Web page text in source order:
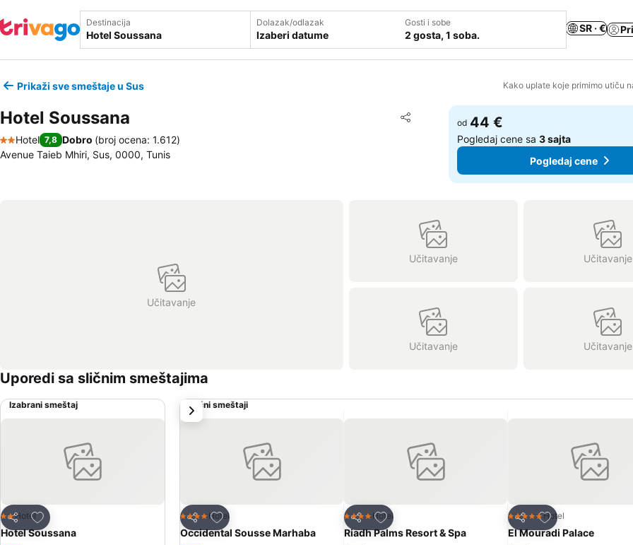
Destinacija Dolazak/odlazak
Izaberi datume
Gosti i sobe
2 gosta, 1 soba.
SR · €
Prikaži sve smeštaje u Sus Kako uplate koje primimo utiču
Hotel Soussana Deli
Dodati u favorite
2 Zvezdice
Hotel 7,8 Dobro (broj ocena: 1.612)
Avenue Taieb Mhiri, Sus, 0000, Tunis
od 44 €
Pogledaj cene sa3 sajta
Pogledaj cene
Učitavanje
Učitavanje Učitavanje
Učitavanje Učitavanje
Uporedi sa sličnim smeštajima
Izabrani smeštaj
Deli
Dodati u favorite
2 Zvezdice
Hotel
Hotel Soussana
Slični smeštaji
Deli
Dodati u favorite
4 Zvezdice
Hotel
Occidental Sousse Marhaba
Deli
Dodati u favorite
4 Zvezdice
Hotel
Riadh Palms Resort & Spa
Deli
Dodati u favorite
5 ZvezdiceHotel
El Mouradi Palace
sledeće